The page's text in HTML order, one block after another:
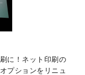
に！ネット印刷の
プションをリニュ